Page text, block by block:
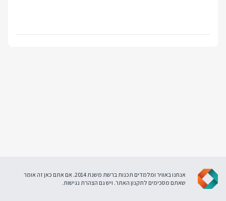
אנחנו באוויר ומלמדים תכנות ברשת משנת 2014. אם אתם כאן זה אומר
שאתם מסכימים לתקנון האתר. ויש גם הצהרת נגישות.